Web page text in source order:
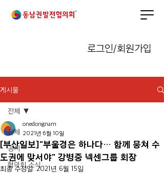
로그인/회원가입
게시물
전체
공지
협의회 소식
전체
[부산일보]"부울경은 하나다… 함께 뭉쳐 수
도권에 맞서야" 강병중 넥센그룹 회장
onedongnam
2021년 6월 10일
최종 수정일:2021년 6월 15일